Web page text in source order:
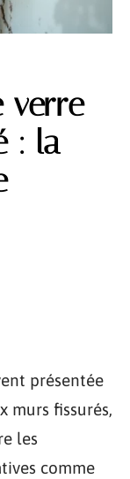
verre
: la
présentée
murs fissurés,
les
comme